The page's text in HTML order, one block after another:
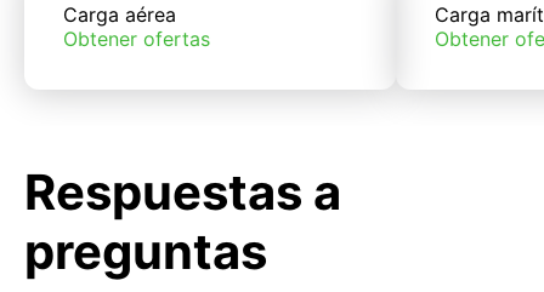
Carga aérea
Obtener ofertas
Carga
Obtener
Respuestas a
preguntas